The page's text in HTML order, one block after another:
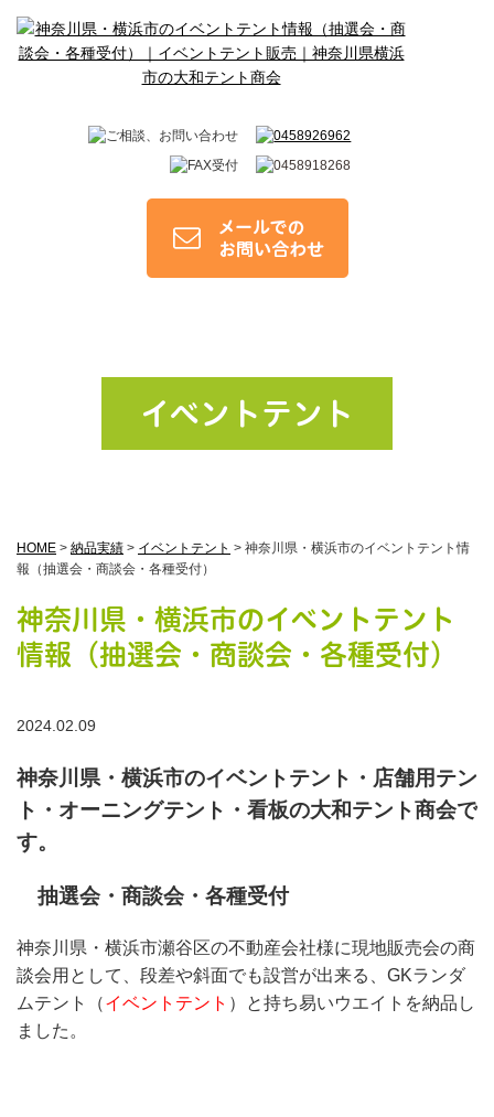
イベントテント
HOME > 納品実績 > イベントテント > 神奈川県・横浜市のイベントテント情
報（抽選会・商談会・各種受付）
神奈川県・横浜市のイベントテント
情報（抽選会・商談会・各種受付）
2024.02.09
神奈川県・横浜市のイベントテント・店舗用テン
ト・オーニングテント・看板の大和テント商会で
す。
抽選会・商談会・各種受付
神奈川県・横浜市瀬谷区の不動産会社様に現地販売会の商
談会用として、段差や斜面でも設営が出来る、GKランダ
ムテント（イベントテント ）と持ち易いウエイトを納品し
ました。